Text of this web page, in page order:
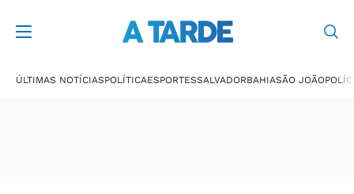
ÚLTIMAS NOTÍCIASPOLÍTICAESPORTESSALVADORBAHIASÃO JOÃO